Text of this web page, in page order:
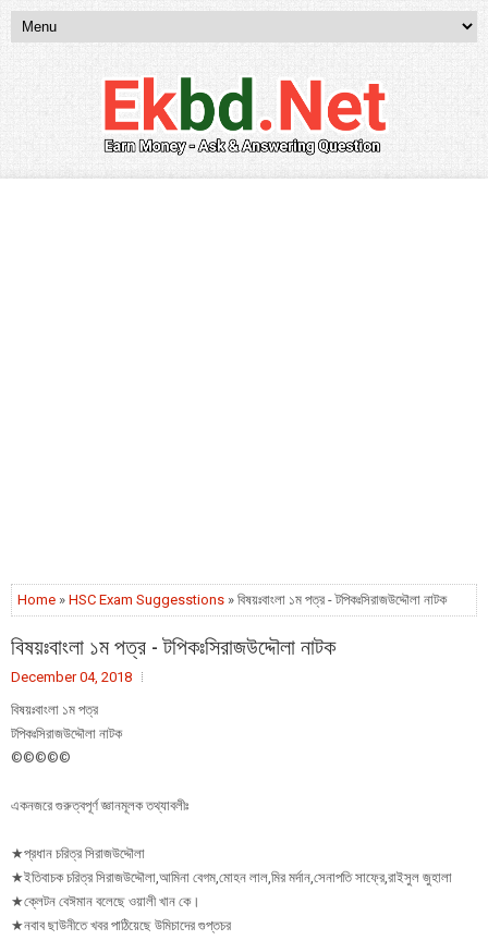
Home » HSC Exam Suggesstions » বিষয়ঃবাংলা ১ম পত্র - টপিকঃসিরাজউদ্দৌলা নাটক
বিষয়ঃবাংলা ১ম পত্র - টপিকঃসিরাজউদ্দৌলা নাটক
December 04, 2018
বিষয়ঃবাংলা ১ম পত্র
টপিকঃসিরাজউদ্দৌলা নাটক
©©©©©
একনজরে গুরুত্বপূর্ণ জ্ঞানমূলক তথ্যাবলীঃ
★প্রধান চরিত্র সিরাজউদ্দৌলা
★ইতিবাচক চরিত্র সিরাজউদ্দৌলা,আমিনা বেগম,মোহন লাল,মির মর্দান,সেনাপতি সাফ্রে,রাইসুল জুহালা
★ক্লেটন বেঈমান বলেছে ওয়ালী খান কে।
★নবাব ছাউনীতে খবর পাঠিয়েছে উমিচাদের গুপ্তচর